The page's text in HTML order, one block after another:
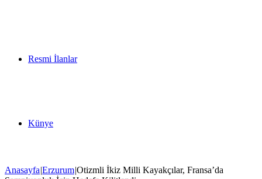
Resmi İlanlar
Künye
Anasayfa|Erzurum|Otizmli İkiz Milli Kayakçılar, Fransa’da